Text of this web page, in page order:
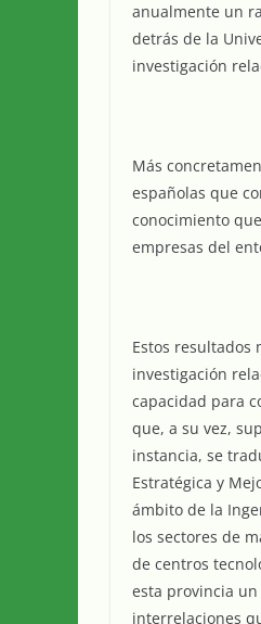
anualmente un
detrás de la
investigación
Más
españolas que
conocimiento
empresas del
Estos
investigación
capacidad para
que, a su vez,
instancia, se
Estratégica y
ámbito de la
los sectores de
de centros
esta provincia
interrelaciones